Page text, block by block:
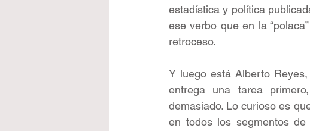
estadística y política
ese verbo que en la
retroceso.
Y luego está Alberto
entrega una tarea
demasiado. Lo curioso es
en todos los segmentos